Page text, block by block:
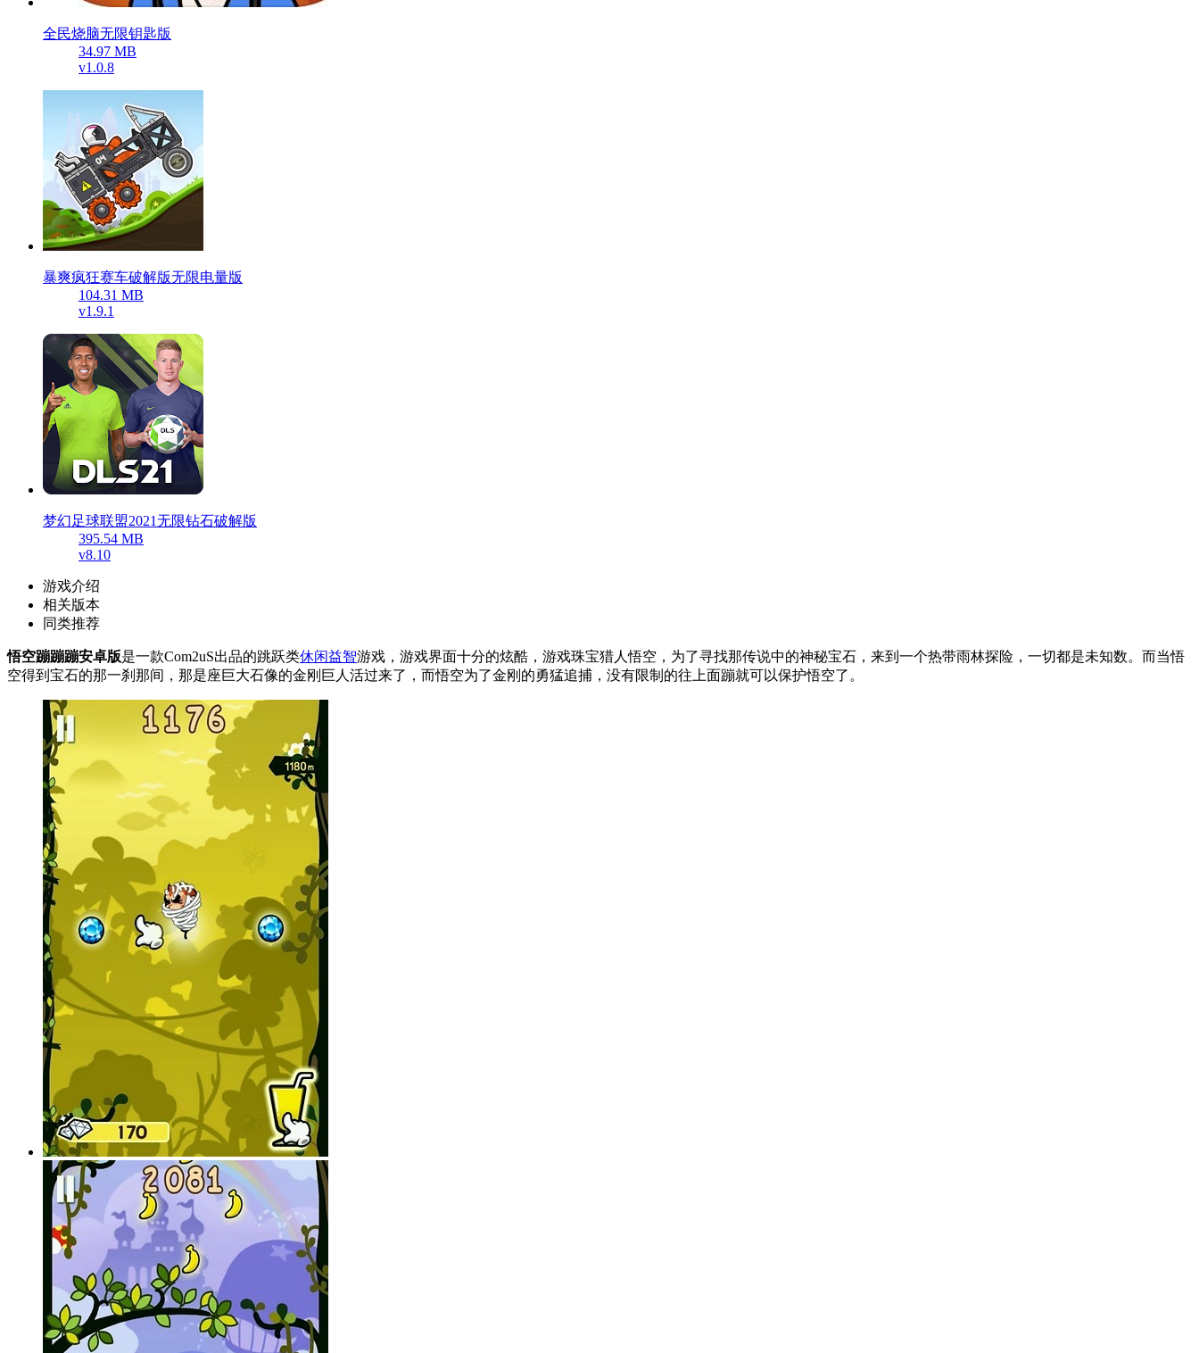
全民烧脑无限钥匙版
34.97 MB
v1.0.8
暴爽疯狂赛车破解版无限电量版
104.31 MB
v1.9.1
梦幻足球联盟2021无限钻石破解版
395.54 MB
v8.10
游戏介绍
相关版本
同类推荐
悟空蹦蹦蹦安卓版是一款Com2uS出品的跳跃类休闲益智游戏，游戏界面十分的炫酷，游戏珠宝猎人悟空，为了寻找那传说中的神秘宝石，来到一个热带雨林探险，一切都是未知数。而当悟
空得到宝石的那一刹那间，那是座巨大石像的金刚巨人活过来了，而悟空为了金刚的勇猛追捕，没有限制的往上面蹦就可以保护悟空了。